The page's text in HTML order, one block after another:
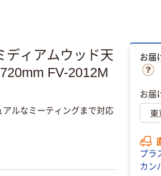
ディアムウッド天
FV-2012M
アルなミーティングまで対応
お届
お届
プラ
カン